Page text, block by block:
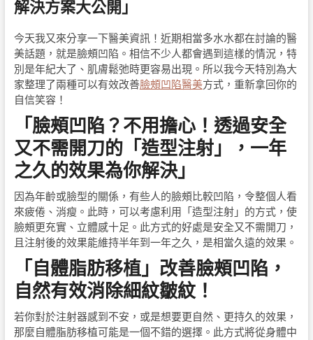
解決方案大公開」
今天我又來分享一下醫美資訊！近期相當多水水都在討論的醫
美話題，就是臉頰凹陷。相信不少人都會遇到這樣的情況，特
別是年紀大了、肌膚鬆弛時更容易出現。所以我今天特別為大
家整理了兩種可以有效改善臉頰凹陷醫美方式，重新拿回你的
自信笑容！
「臉頰凹陷？不用擔心！透過安全
又不需開刀的「造型注射」，一年
之久的效果為你解決」
因為年齡或臉型的關係，有些人的臉頰比較凹陷，令整個人看
來疲倦、消瘦。此時，可以考慮利用「造型注射」的方式，使
臉頰更充實、立體感十足。此方式的好處是安全又不需開刀，
且注射後的效果能維持半年到一年之久，是相當久遠的效果。
「自體脂肪移植」改善臉頰凹陷，
自然有效消除細紋皺紋！
若你對於注射器感到不安，或是想要更自然、更持久的效果，
那麼自體脂肪移植可能是一個不錯的選擇。此方式將從身體中